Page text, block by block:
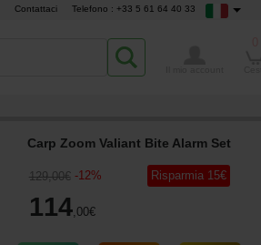
Contattaci Telefono : +33 5 61 64 40 33
Carp Zoom Valiant Bite Alarm Set
129,00€ -12%
114,00€
Risparmia 15€